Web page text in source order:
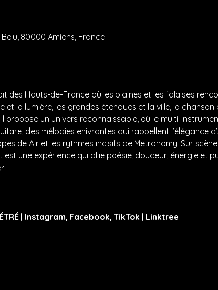
80000 Amiens, France
des Hauts-de-France où les plaines et les falaises
et la lumière, les grandes étendues et la ville, la
propose un univers reconnaissable, où le multi-
des mélodies enivrantes qui rappellent l’élégance
de Air et les rythmes incisifs de Metronomy. Sur
une expérience qui allie poésie, douceur, énergie et
| Instagram, Facebook, TikTok | Linktree